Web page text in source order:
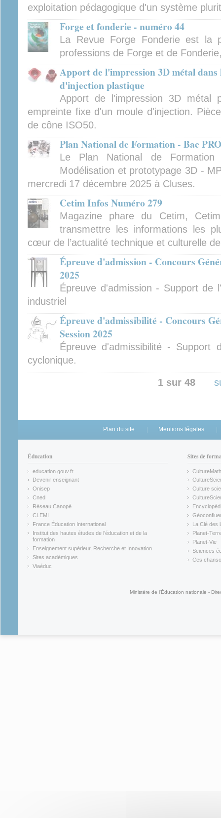
exploitation pédagogique d'un système
Forge et fonderie - numéro 44
La Revue Forge Fonderie est la
professions de Forge et de
Apport de l'impression 3D métal dans
d'injection plastique
Apport de l'impression 3D métal
empreinte fixe d'un moule d'injection.
de cône ISO50.
Plan National de Formation - Bac
Le Plan National de
Modélisation et prototypage 3D -
mercredi 17 décembre 2025 à Cluses.
Cetim Infos Numéro 279
Magazine phare du Cetim,
transmettre les informations les
cœur de l’actualité technique et culturelle
Épreuve d'admission - Concours
2025
Épreuve d'admission - Support de
industriel
Épreuve d'admissibilité - Concours
Session 2025
Épreuve d'admissibilité - Support
cyclonique.
1 sur 48
Plan du site Mentions légales
Éducation
education.gouv.fr
(link is external)
Devenir enseignant
(link is external)
Onisep
(link is external)
Cned
(link is external)
Réseau Canopé
(link is external)
CLEMI
(link is external)
France Éducation International
(link is external)
Institut des hautes études de l'éducation et de la
formation
(link is external)
Enseignement supérieur, Recherche et Innovation
(link is external)
Sites académiques
(link is external)
Viaéduc
Sites de
CultureMath
(link is
(link is
Culture
(link is
(link is
(link is
La Clé des
(link is
Planet-
(link is
Planet-Vie
(link is
Sciences
(link is
Ces
Ministère de l'Éducation nationale -